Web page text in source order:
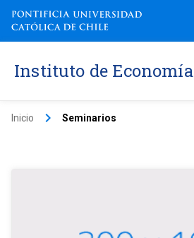
Instituto de Economía
Inicio keyboard_arrow_right Seminarios